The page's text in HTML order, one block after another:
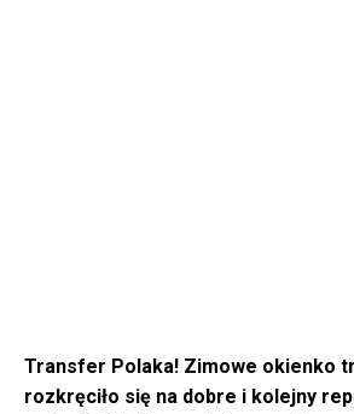
Transfer Polaka! Zimowe okienko
rozkręciło się na dobre i kolejny